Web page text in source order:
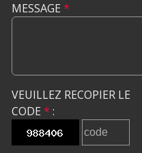
MESSAGE *
VEUILLEZ RECOPIER LE
CODE * :